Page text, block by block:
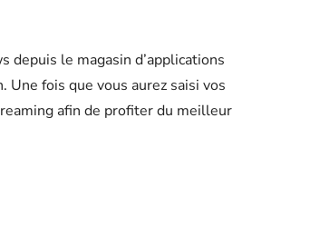
depuis le magasin d’applications
Une fois que vous aurez saisi vos
afin de profiter du meilleur